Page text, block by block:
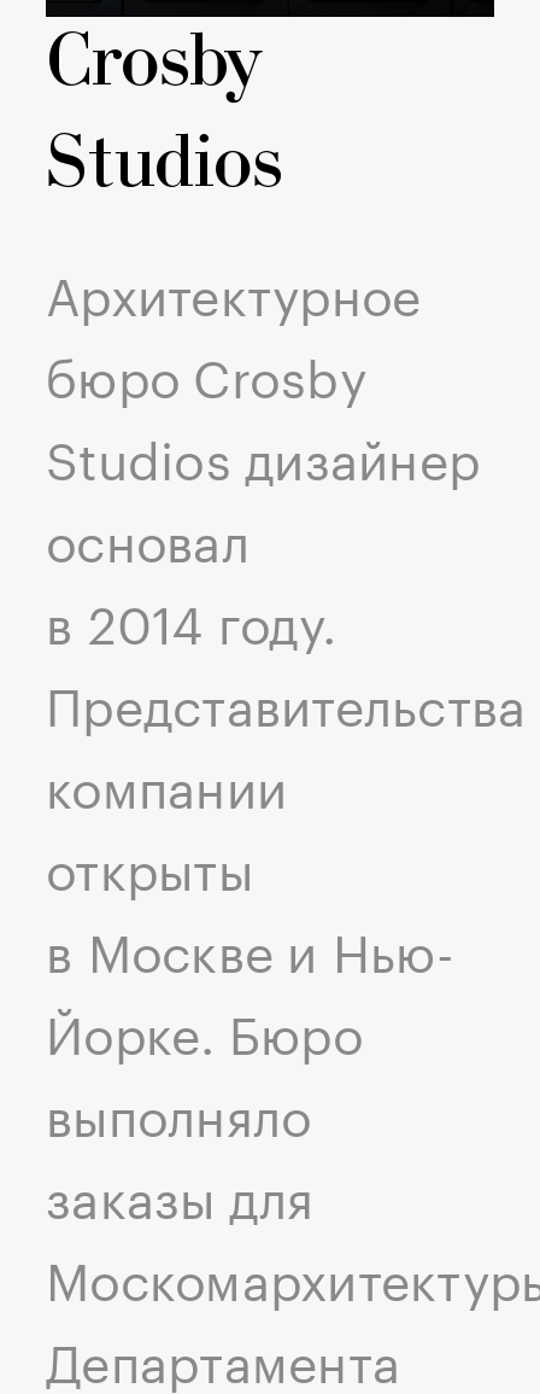
Crosby
Studios
Архитектурное
бюро Crosby
Studios дизайнер
основал
в 2014 году.
Представительства
компании
открыты
в Москве и Нью-
Йорке. Бюро
выполняло
заказы для
Департамента